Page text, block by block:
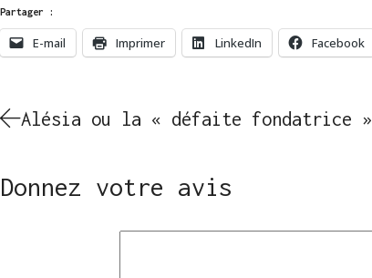
Partager :
E-mail Imprimer LinkedIn Facebook
Alésia ou la « défaite fondatrice »
Donnez votre avis